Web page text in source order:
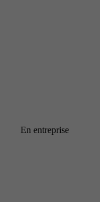
En entreprise